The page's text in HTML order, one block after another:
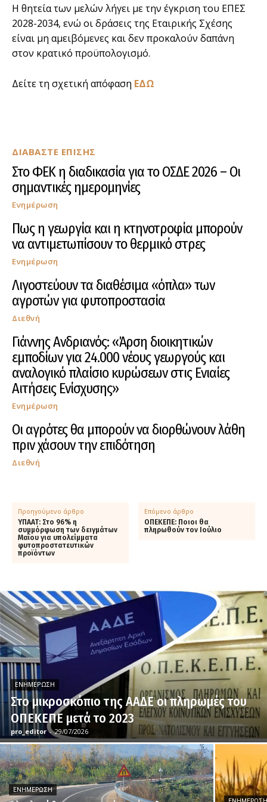
ΔΙΑΒΑΣΤΕ ΕΠΙΣΗΣ
Στο ΦΕΚ η διαδικασία για το ΟΣΔΕ 2026 – Οι
σημαντικές ημερομηνίες
Ενημέρωση
Πως η γεωργία και η κτηνοτροφία μπορούν
να αντιμετωπίσουν το θερμικό στρες
Ενημέρωση
Λιγοστεύουν τα διαθέσιμα «όπλα» των
αγροτών για φυτοπροστασία
Διεθνή
Γιάννης Ανδριανός: «Άρση διοικητικών
εμποδίων για 24.000 νέους γεωργούς και
αναλογικό πλαίσιο κυρώσεων στις Ενιαίες
Αιτήσεις Ενίσχυσης»
Ενημέρωση
Οι αγρότες θα μπορούν να διορθώνουν λάθη
πριν χάσουν την επιδότηση
Διεθνή
Η θητεία των μελών λήγει με την έγκριση του ΕΠΕΣ
2028-2034, ενώ οι δράσεις της Εταιρικής Σχέσης
είναι μη αμειβόμενες και δεν προκαλούν δαπάνη
στον κρατικό προϋπολογισμό.
Δείτε τη σχετική απόφαση ΕΔΩ
Προηγούμενο άρθρο
ΥΠΑΑΤ: Στο 96% η
συμμόρφωση των δειγμάτων
Μαΐου για υπολείμματα
φυτοπροστατευτικών
προϊόντων
Επόμενο άρθρο
ΟΠΕΚΕΠΕ: Ποιοι θα
πληρωθούν τον Ιούλιο
ΕΝΗΜΈΡΩΣΗ
Στο μικροσκόπιο της ΑΑΔΕ οι πληρωμές του
ΟΠΕΚΕΠΕ μετά το 2023
pro_editor - 29/07/2026
ΕΝΗΜΈΡΩΣΗ